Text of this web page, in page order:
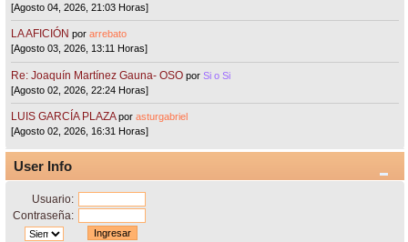
[Agosto 04, 2026, 21:03 Horas]
LA AFICIÓN porarrebato
[Agosto 03, 2026, 13:11 Horas]
Re: Joaquín Martínez Gauna- OSO porSi o Si
[Agosto 02, 2026, 22:24 Horas]
LUIS GARCÍA PLAZA porasturgabriel
[Agosto 02, 2026, 16:31 Horas]
User Info
Usuario:
Contraseña: